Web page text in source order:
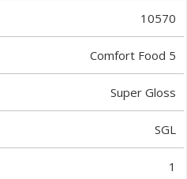
10570
Comfort Food 5
Super Gloss
SGL
1